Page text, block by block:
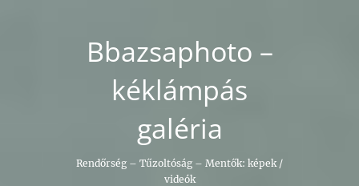
Bbazsaphoto –
kéklámpás
galéria
Rendőrség – Tűzoltóság – Mentők: képek /
videók